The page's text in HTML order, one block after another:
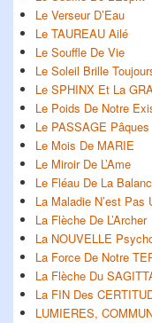
Le Verseur D’Eau
Le TAUREAU Ailé
Le Souffle De Vie
Le Soleil Brille
Le SPHINX Et La
Le Poids De Notre
Le PASSAGE Pâques
Le Mois De MARIE
Le Miroir De L’Ame
Le Fléau De La
La Maladie N’est Pas
La Flèche De L’Archer
La NOUVELLE
La Force De Notre
La Flèche Du
La FIN Des
LUMIERES,